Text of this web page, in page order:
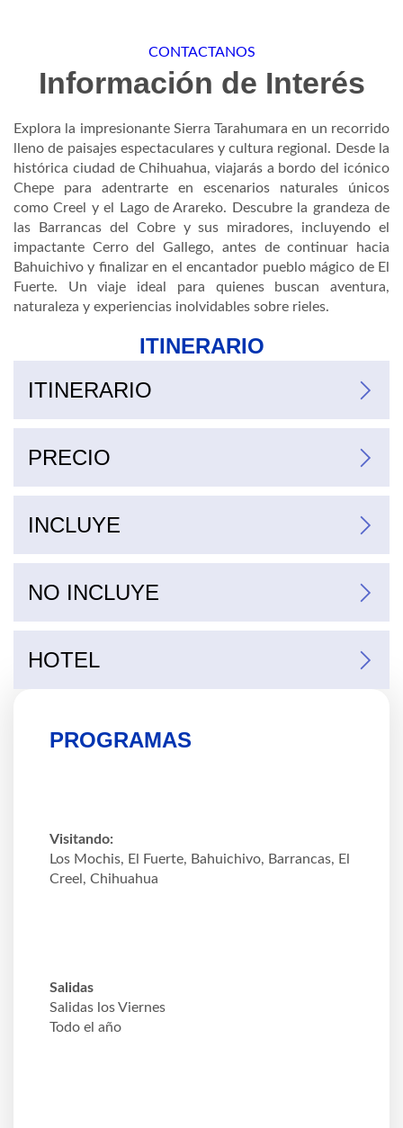
CONTACTANOS
Información de Interés
Explora la impresionante Sierra Tarahumara en un recorrido
lleno de paisajes espectaculares y cultura regional. Desde la
histórica ciudad de Chihuahua, viajarás a bordo del icónico
Chepe para adentrarte en escenarios naturales únicos
como Creel y el Lago de Arareko. Descubre la grandeza de
las Barrancas del Cobre y sus miradores, incluyendo el
impactante Cerro del Gallego, antes de continuar hacia
Bahuichivo y finalizar en el encantador pueblo mágico de El
Fuerte. Un viaje ideal para quienes buscan aventura,
naturaleza y experiencias inolvidables sobre rieles.
ITINERARIO
ITINERARIO
PRECIO
INCLUYE
NO INCLUYE
HOTEL
PROGRAMAS
Visitando:
Los Mochis, El Fuerte, Bahuichivo, Barrancas, El
Creel, Chihuahua
Salidas
Salidas los Viernes
Todo el año